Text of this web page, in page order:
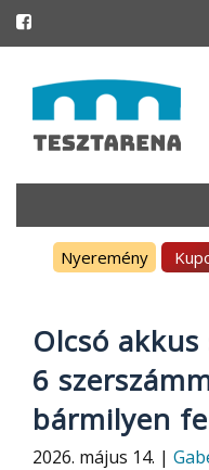
to
content
Nyeremény
Olcsó
6
bármilyen
2026. május 14. |